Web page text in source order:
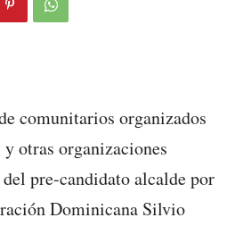
comunitarios organizados
otras organizaciones
pre-candidato alcalde por
Dominicana Silvio